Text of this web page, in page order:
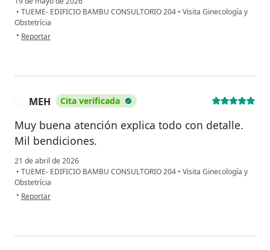
• TUEME- EDIFICIO BAMBU CONSULTORIO 204 • Visita Ginecología y
Obstetrícia
• en opinión del usuario Diana Escalante
Reportar
MEH Cita verificada
Muy buena atención explica todo con detalle.
Mil bendiciones.
21 de abril de 2026
• TUEME- EDIFICIO BAMBU CONSULTORIO 204 • Visita Ginecología y
Obstetrícia
• en opinión del usuario MEH
Reportar